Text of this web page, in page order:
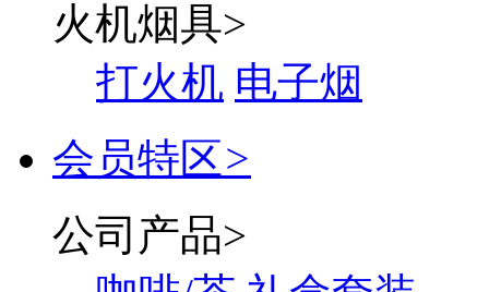
火机烟具>
打火机 电子烟
会员特区>
公司产品>